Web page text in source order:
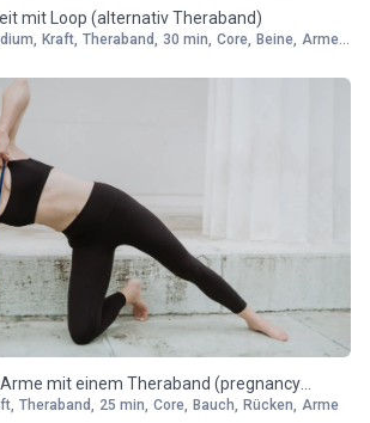
mit Loop (alternativ Theraband)
, Kraft, Theraband, 30 min, Core, Beine, Arme,
mit einem Theraband (pregnancy
, Theraband, 25 min, Core, Bauch, Rücken, Arme